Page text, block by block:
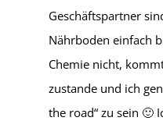
Geschäftspartner
Nährboden einfach
Chemie nicht,
zustande und ich
the road“ zu sein 🙂